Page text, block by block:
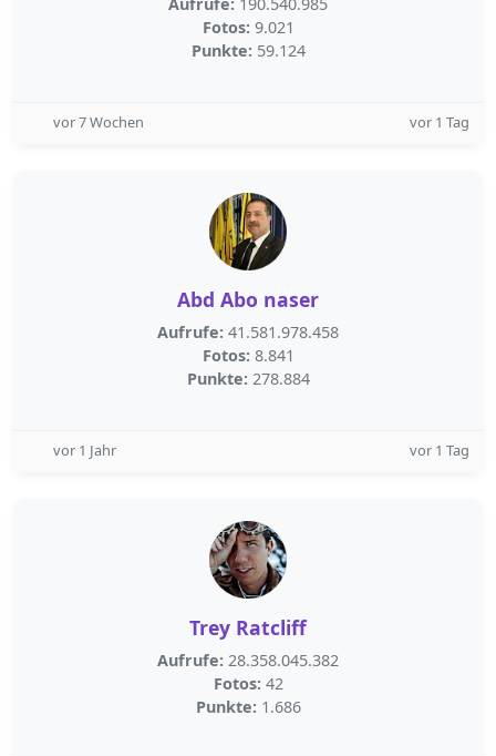
Fotos: 9.021
Punkte: 59.124
vor 7 Wochen vor 1 Tag
Abd Abo naser
Aufrufe: 41.581.978.458
Fotos: 8.841
Punkte: 278.884
vor 1 Jahr vor 1 Tag
Trey Ratcliff
Aufrufe: 28.358.045.382
Fotos: 42
Punkte: 1.686